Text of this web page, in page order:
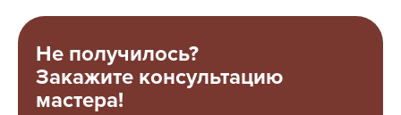
Не получилось?
Закажите консультацию
мастера!